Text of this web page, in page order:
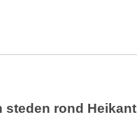
steden rond Heikant